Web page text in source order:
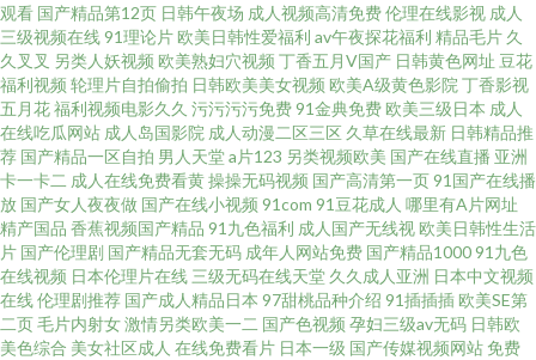
片片 精品AV网站 东方影院5481df 97福利网 91黑丝美女扣逼高潮 91瑟瑟 91
豆花网页阅读 野花韩国高清在线观看视频 磁力链接网 夜夜夜老湿机 97碰在
线视频 黄色片观看完整版 深夜福利91 一本道在线精品 日韩在线伦理视频 欧
美综合久久人人狠 无人视频高清在线观看 在线免费电视网站 蜗牛在线影院
日韩在线色片 午夜婷婷 骚网 欧美色涩在线第一页 人人艹91 男女生互操 红杏
穴桃色 丁香五六月婷婷 99瑟瑟图 91破解网页免费 91av天久草 新视觉高清 日
观看 国产精品第12页 日韩午夜场 成人视频高清免费伦理在线影视 成人
三级视频在线91理论片 欧美日韩性爱福利 av午夜探花福利 精品毛片 久
久叉叉 另类人妖视频 欧美熟妇穴视频 丁香五月V国产 日韩黄色网址 豆花
福利视频 轮理片自拍偷拍 日韩欧美美女视频 欧美A级黄色影院 丁香影视
五月花福利视频电影久久 污污污污免费91金典免费 欧美三级日本 成人
在线吃瓜网站 成人岛国影院 成人动漫二区三区 久草在线最新 日韩精品推
荐 国产精品一区自拍 男人天堂a片123 另类视频欧美 国产在线直播 亚洲
卡一卡二 成人在线免费看黄操操无码视频 国产高清第一页91国产在线播
放 国产女人夜夜做 国产在线小视频 91com 91豆花成人 哪里有A片网址
精产国品 香蕉视频国产精品 91九色福利 成人国产无线视 欧美日韩性生活
片 国产伦理剧 国产精品无套无码 成年人网站免费 国产精品100091九色
在线视频 日本伦理片在线 三级无码在线天堂 久久成人亚洲 日本中文视频
在线伦理剧推荐 国产成人精品日本 97甜桃品种介绍 91插插插 欧美SE第
二页毛片内射女激情另类欧美一二 国产色视频 孕妇三级av无码 日韩欧
美色综合 美女社区成人 在线免费看片 日本一级 国产传媒视频网站 免费